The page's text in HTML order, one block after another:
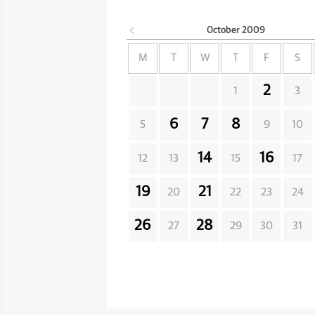
October 2009
M W F S
1 2 3
5 6 7 8 9 10
12 13 14 15 16 17
19 20 21 22 23 24
26 27 28 29 30 31